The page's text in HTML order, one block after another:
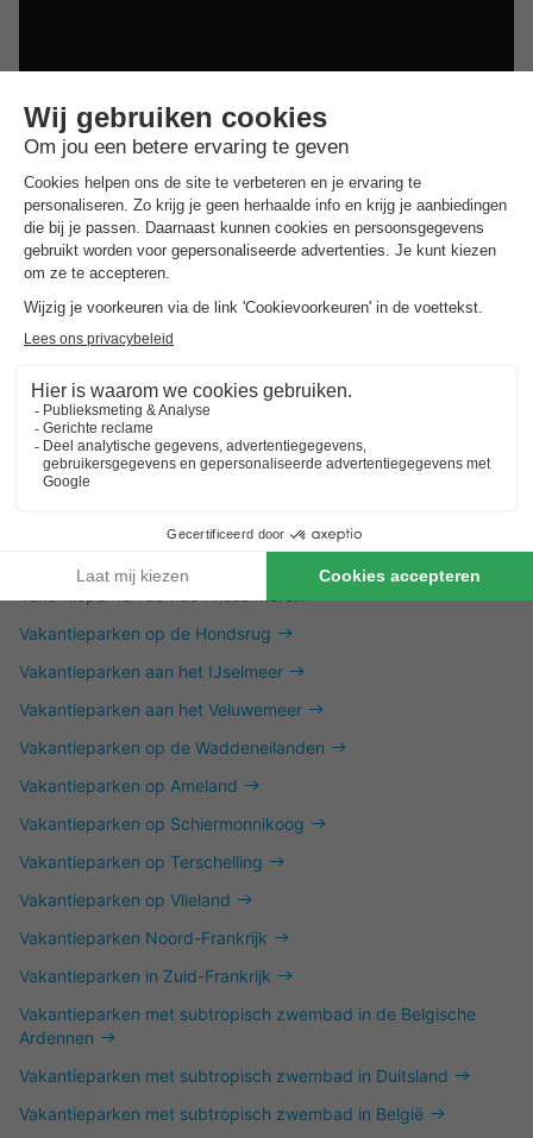
Dit is ook interessant
Vakantieparken in Zuid-Limburg
Vakantieparken in de Achterhoek
Vakantieparken in Twente
Vakantieparken in het Vechtdal
Vakantieparken op de Hondsrug
Vakantieparken aan het IJselmeer
Vakantieparken aan het Veluwemeer
Vakantieparken op de Waddeneilanden
Vakantieparken op Ameland
Vakantieparken op Schiermonnikoog
Vakantieparken op Terschelling
Vakantieparken op Vlieland
Vakantieparken Noord-Frankrijk
Vakantieparken in Zuid-Frankrijk
Vakantieparken met subtropisch zwembad in de Belgische
Ardennen
Vakantieparken met subtropisch zwembad in Duitsland
Vakantieparken met subtropisch zwembad in België